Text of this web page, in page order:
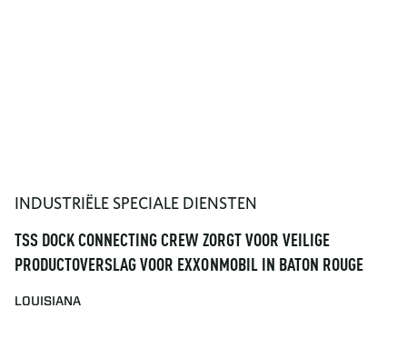
INDUSTRIËLE SPECIALE DIENSTEN
TSS DOCK CONNECTING CREW ZORGT VOOR VEILIGE
PRODUCTOVERSLAG VOOR EXXONMOBIL IN BATON ROUGE
LOUISIANA